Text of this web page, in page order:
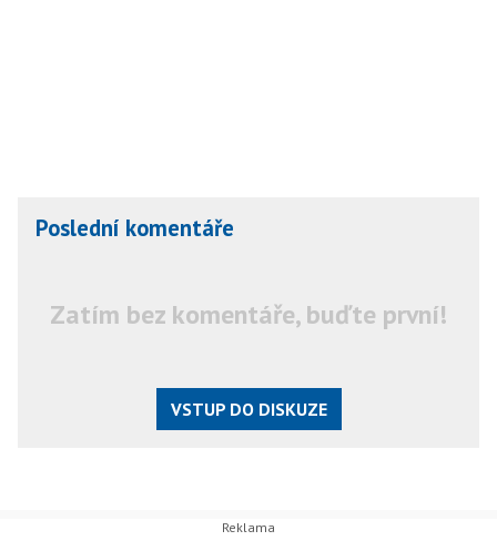
Poslední komentáře
Zatím bez komentáře, buďte první!
VSTUP DO DISKUZE